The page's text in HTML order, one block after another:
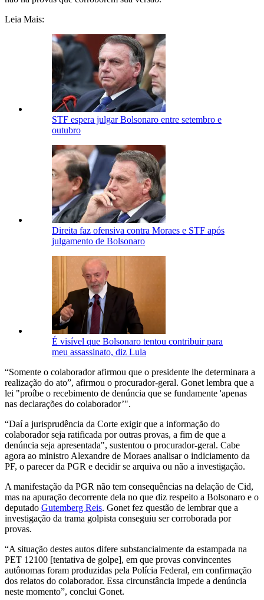
Leia Mais:
STF espera julgar Bolsonaro entre setembro e
outubro
Direita faz ofensiva contra Moraes e STF após
julgamento de Bolsonaro
É visível que Bolsonaro tentou contribuir para
meu assassinato, diz Lula
“Somente o colaborador afirmou que o presidente lhe determinara a
realização do ato”, afirmou o procurador-geral. Gonet lembra que a
lei "proíbe o recebimento de denúncia que se fundamente 'apenas
nas declarações do colaborador’".
“Daí a jurisprudência da Corte exigir que a informação do
colaborador seja ratificada por outras provas, a fim de que a
denúncia seja apresentada", sustentou o procurador-geral. Cabe
agora ao ministro Alexandre de Moraes analisar o indiciamento da
PF, o parecer da PGR e decidir se arquiva ou não a investigação.
A manifestação da PGR não tem consequências na delação de Cid,
mas na apuração decorrente dela no que diz respeito a Bolsonaro e o
deputado Gutemberg Reis. Gonet fez questão de lembrar que a
investigação da trama golpista conseguiu ser corroborada por
provas.
“A situação destes autos difere substancialmente da estampada na
PET 12100 [tentativa de golpe], em que provas convincentes
autônomas foram produzidas pela Polícia Federal, em confirmação
dos relatos do colaborador. Essa circunstância impede a denúncia
neste momento”, conclui Gonet.